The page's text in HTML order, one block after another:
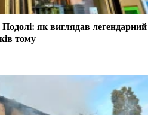
як виглядав легендарний
тому